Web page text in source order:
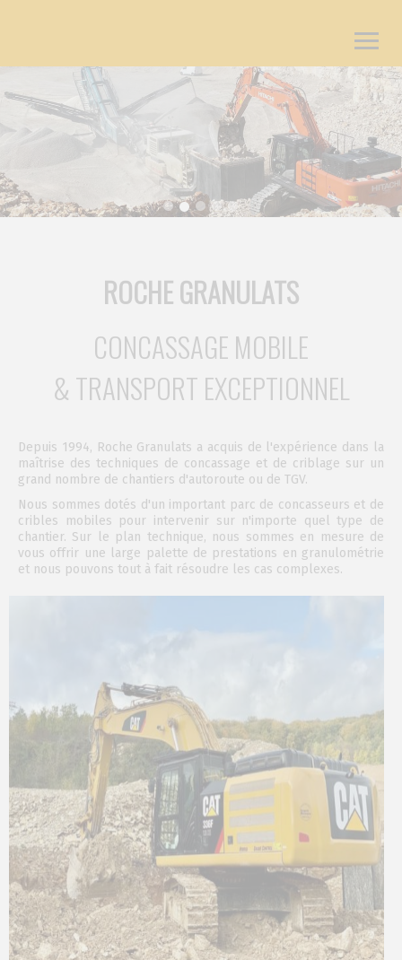
ROCHE GRANULATS
CONCASSAGE MOBILE
& TRANSPORT EXCEPTIONNEL
Depuis 1994, Roche Granulats a acquis de l'expérience dans la
maîtrise des techniques de concassage et de criblage sur un
grand nombre de chantiers d'autoroute ou de TGV.
Nous sommes dotés d'un important parc de concasseurs et de
cribles mobiles pour intervenir sur n'importe quel type de
chantier. Sur le plan technique, nous sommes en mesure de
vous offrir une large palette de prestations en granulométrie
et nous pouvons tout à fait résoudre les cas complexes.